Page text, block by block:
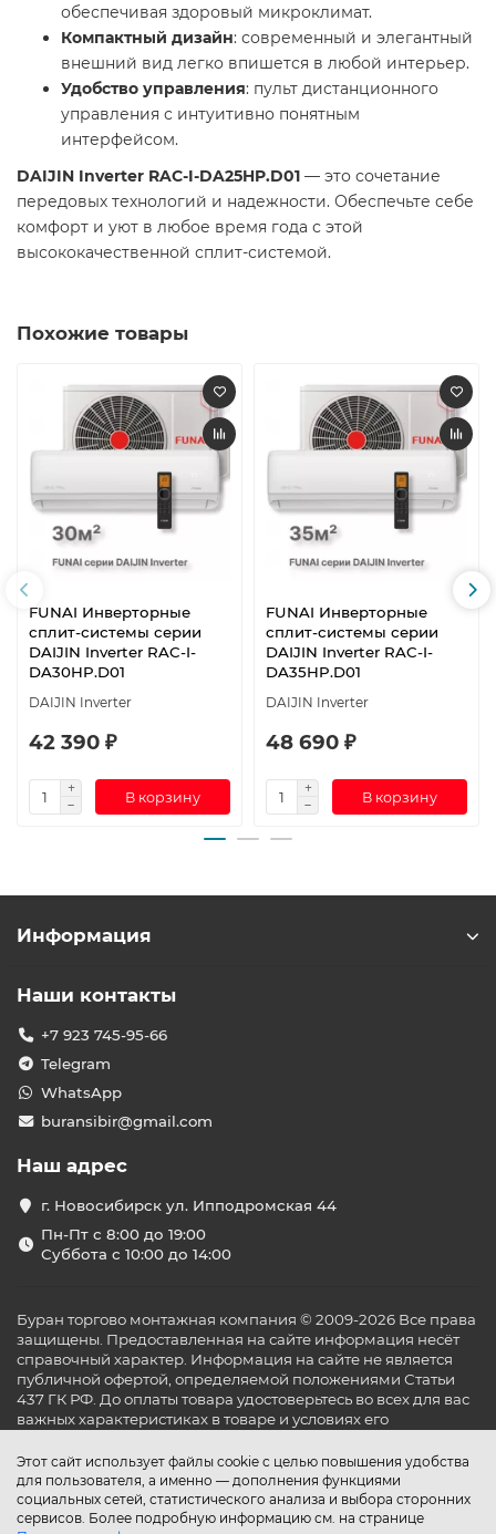
обеспечивая здоровый микроклимат.
Компактный дизайн: современный и элегантный
внешний вид легко впишется в любой интерьер.
Удобство управления: пульт дистанционного
управления с интуитивно понятным
интерфейсом.
DAIJIN Inverter RAC-I-DA25HP.D01 — это сочетание
передовых технологий и надежности. Обеспечьте себе
комфорт и уют в любое время года с этой
высококачественной сплит-системой.
Похожие товары
FUNAI Инверторные
сплит-системы серии
DAIJIN Inverter RAC-I-
DA30HP.D01
DAIJIN Inverter
42 390 ₽
В корзину
FUNAI Инверторные
сплит-системы серии
DAIJIN Inverter RAC-I-
DA35HP.D01
DAIJIN Inverter
48 690 ₽
В корзину
Этот сайт использует файлы cookie с целью повышения удобства
для пользователя, а именно — дополнения функциями
социальных сетей, статистического анализа и выбора сторонних
сервисов. Более подробную информацию см. на странице
Информация
Наши контакты
+7 923 745-95-66
Telegram
WhatsApp
buransibir@gmail.com
Наш адрес
г. Новосибирск ул. Ипподромская 44
Пн-Пт с 8:00 до 19:00
Суббота с 10:00 до 14:00
Буран торгово монтажная компания © 2009-2026 Все права
защищены. Предоставленная на сайте информация несёт
справочный характер. Информация на сайте не является
публичной офертой, определяемой положениями Статьи
437 ГК РФ. До оплаты товара удостоверьтесь во всех для вас
важных характеристиках в товаре и условиях его